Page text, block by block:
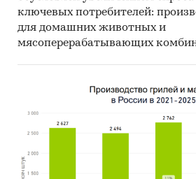
ключевых потребителей:
для домашних животных и
мясоперерабатывающих